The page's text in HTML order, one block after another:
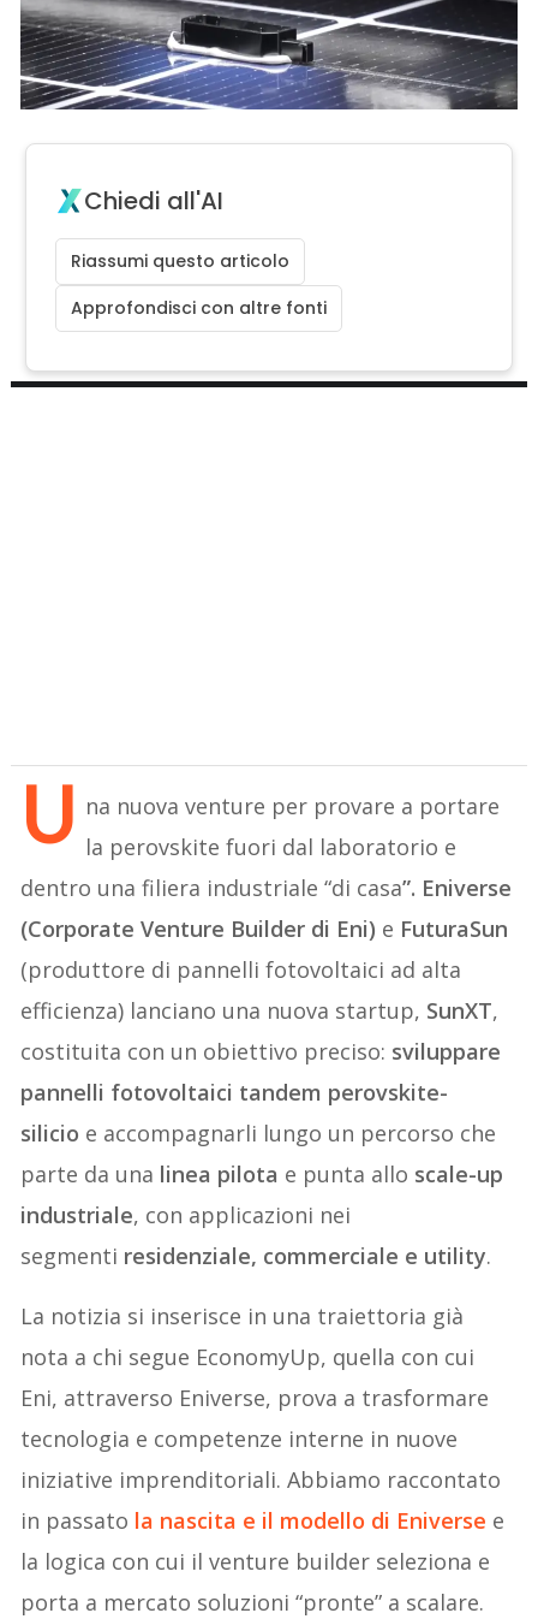
Chiedi all'AI
Riassumi questo articolo
Approfondisci con altre fonti
U na nuova venture per provare a portare
la perovskite fuori dal laboratorio e
dentro una filiera industriale “di casa”. Eniverse
(Corporate Venture Builder di Eni) e FuturaSun
(produttore di pannelli fotovoltaici ad alta
efficienza) lanciano una nuova startup, SunXT,
costituita con un obiettivo preciso: sviluppare
pannelli fotovoltaici tandem perovskite-
silicio e accompagnarli lungo un percorso che
parte da una linea pilota e punta allo scale-up
industriale, con applicazioni nei
segmenti residenziale, commerciale e utility.
La notizia si inserisce in una traiettoria già
nota a chi segue EconomyUp, quella con cui
Eni, attraverso Eniverse, prova a trasformare
tecnologia e competenze interne in nuove
iniziative imprenditoriali. Abbiamo raccontato
in passato la nascita e il modello di Eniverse e
la logica con cui il venture builder seleziona e
porta a mercato soluzioni “pronte” a scalare.